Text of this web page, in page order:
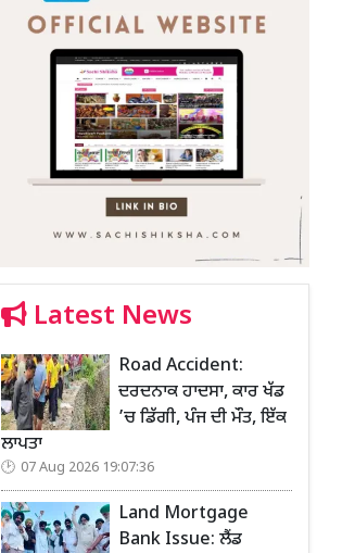
Latest News
Road Accident:
ਦਰਦਨਾਕ ਹਾਦਸਾ, ਕਾਰ ਖੱਡ
’ਚ ਡਿੱਗੀ, ਪੰਜ ਦੀ ਮੌਤ, ਇੱਕ
ਲਾਪਤਾ
07 Aug 2026 19:07:36
Land Mortgage
Bank Issue: ਲੈਂਡ